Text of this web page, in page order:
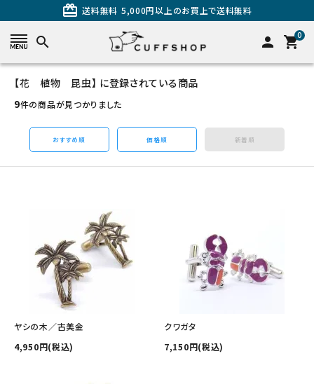
card_giftcard 送料無料 5,000円以上のお買上で送料無料
search person 0
shopping_cart
search
カテゴリーから探す
カフスを探す
その他の商品を探す
ご利用ガイド
【花 植物 昆虫】 に登録されている商品
9件の商品が見つかりました
おすすめ順 価格順 新着順
ヤシの木／古美金
4,950円(税込)
クワガタ
7,150円(税込)